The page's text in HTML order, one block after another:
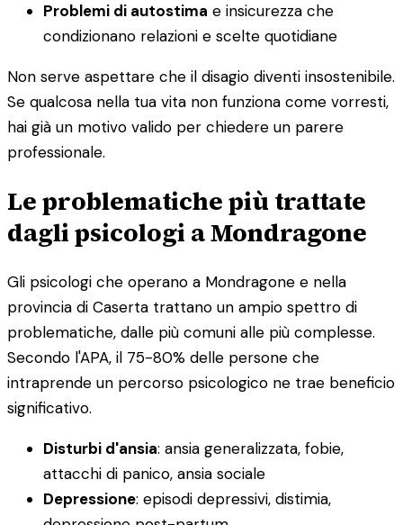
Problemi di autostima e insicurezza che
condizionano relazioni e scelte quotidiane
Non serve aspettare che il disagio diventi insostenibile.
Se qualcosa nella tua vita non funziona come vorresti,
hai già un motivo valido per chiedere un parere
professionale.
Le problematiche più trattate
dagli psicologi a Mondragone
Gli psicologi che operano a Mondragone e nella
provincia di Caserta trattano un ampio spettro di
problematiche, dalle più comuni alle più complesse.
Secondo l'APA, il 75-80% delle persone che
intraprende un percorso psicologico ne trae beneficio
significativo.
Disturbi d'ansia: ansia generalizzata, fobie,
attacchi di panico, ansia sociale
Depressione: episodi depressivi, distimia,